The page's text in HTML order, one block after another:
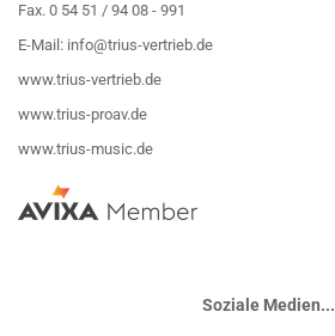
Fax. 0 54 51 / 94 08 - 991
E-Mail: info@trius-vertrieb.de
www.trius-vertrieb.de
www.trius-proav.de
www.trius-music.de
Soziale Medien...